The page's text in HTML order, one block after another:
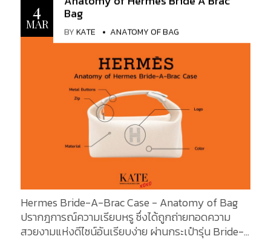
กระเป๋า Tote อยู่ที่สามารถใช้งานง่าย และความใหญ่โต
ของกระเป๋าอันสามารถบรรจุของได้อีกมากมาย ตอบ
โจทย์ความต้องการ อันรองรับการใช้งานได้ทั้งสุภา
พบุรษและสุภาพสตรี DIOR BOOK TOTE จุดเริ่มต้น
ของความสำเร็จในครั้งนี้ ขอยกความดีความชอบให้กับ
ครีเอทีฟ ไดเร็กเตอร์มือวางอันดับต้น ๆ อย่าง มาเรีย
กราเซีย คิอุริ (Maria Grazia Chiuri) ที่ได้ริเริ่มการ
ออกแบบที่ดูแปลกใหม่ และสวยงามอย่างละสายตาไม่ได้
ด้วยฝีเข็มที่เราได้เห็นกันนั้นได้รับแรงบันดาลใจมาจาก
งานฝีมือสไตล์เม็กซิกัน ในวันนี้เราได้ทำการรวบรวม
ลวดลายศิลปะของ Dior Book Tote มาไว้ที่นี่โดยเฉพาะ
มีทั้งหมด 94 ลายด้วย ดังต่อไปนี้ กว่าจะมาเป็นกระเป๋า
รุ่น Book Tote ที่สวยงาม น่าจับตามองได้แบบนี้ ต้อง
ผ่านการเย็บปัก อย่างปราณีต และใส่ใจรายละเอียดเป็น
อย่างมาก ทำให้ Book Tote ได้รับการขนานนามว่า
กระเป๋าเจ้าแม่งานปักระดับชาติเลยทีเดียว ส่วนที่มาที่ไป
4
MAR
Bag
BYKATE ANATOMY OF BAG
Hermes Bride-A-Brac Case - Anatomy of Bag
ปรากฎการณ์ความเรียบหรู ซึ่งได้ถูกถ่ายทอดความ
สวยงามแห่งดีไซน์อันเรียบง่าย ผ่านกระเป๋ารุ่น Bride-